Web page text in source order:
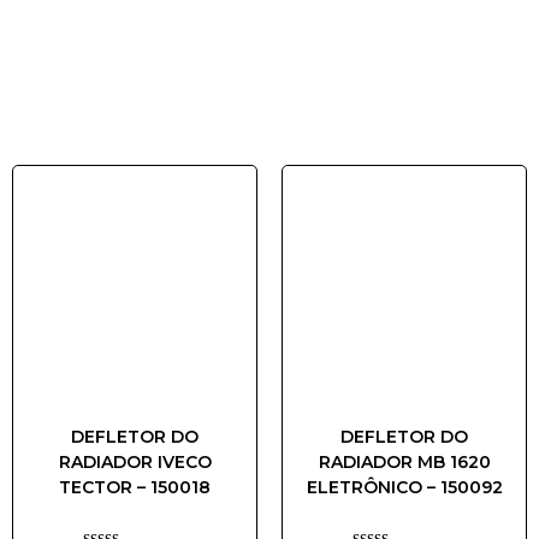
DEFLETOR DO
RADIADOR IVECO
TECTOR – 150018
DEFLETOR DO
RADIADOR MB 1620
ELETRÔNICO – 150092